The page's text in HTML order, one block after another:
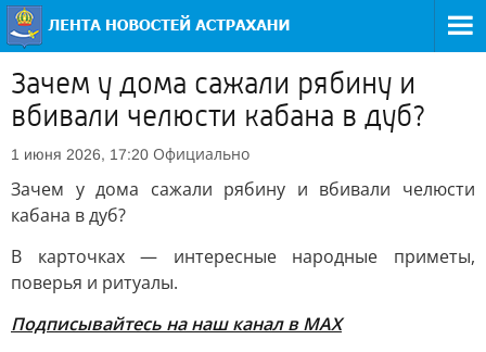
Зачем у дома сажали рябину и
вбивали челюсти кабана в дуб?
1 июня 2026, 17:20 Официально
Зачем у дома сажали рябину и вбивали челюсти
кабана в дуб?
В карточках — интересные народные приметы,
поверья и ритуалы.
Подписывайтесь на наш канал в МАХ